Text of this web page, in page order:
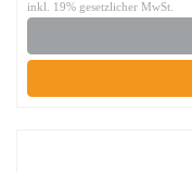
inkl. 19% gesetzlicher MwSt.